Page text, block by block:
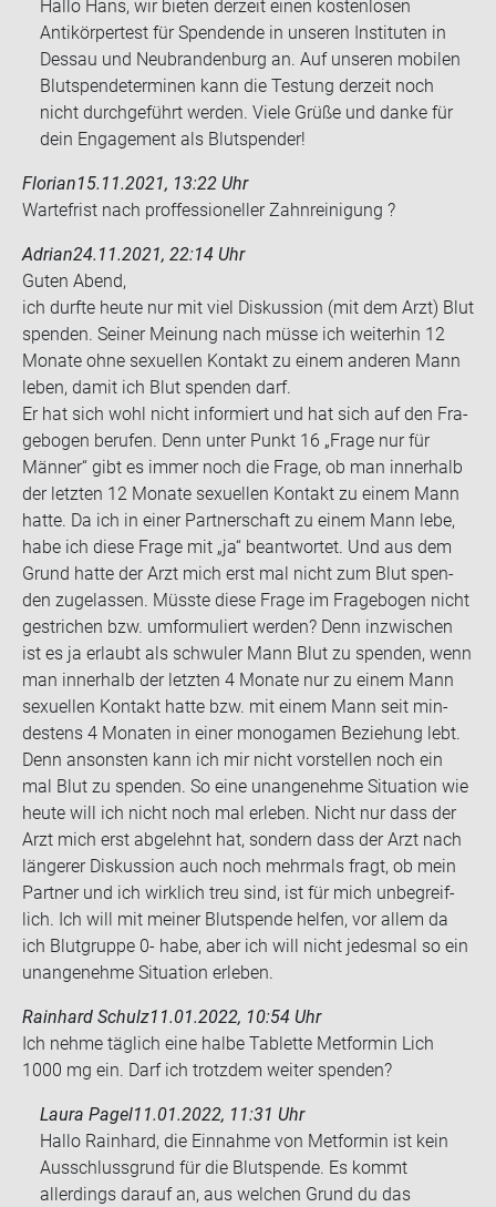
Hallo Hans, wir bieten derzeit einen kostenlosen
Antikörpertest für Spendende in unseren Instituten in
Dessau und Neubrandenburg an. Auf unseren mobilen
Blutspendeterminen kann die Testung derzeit noch
nicht durchgeführt werden. Viele Grüße und danke für
dein Engagement als Blutspender!
Florian15.11.2021, 13:22 Uhr
War­te­frist nach prof­fes­sio­nel­ler Zahn­rei­ni­gung ?
Adrian24.11.2021, 22:14 Uhr
Guten Abend,
ich durf­te heute nur mit viel Dis­kus­si­on (mit dem Arzt) Blut
spen­den. Sei­ner Mei­nung nach müsse ich wei­ter­hin 12
Mo­na­te ohne se­xu­el­len Kon­takt zu einem an­de­ren Mann
leben, damit ich Blut spen­den darf.
Er hat sich wohl nicht in­for­miert und hat sich auf den Fra­
ge­bo­gen be­ru­fen. Denn unter Punkt 16 „Frage nur für
Män­ner“ gibt es immer noch die Frage, ob man in­ner­halb
der letz­ten 12 Mo­na­te se­xu­el­len Kon­takt zu einem Mann
hatte. Da ich in einer Part­ner­schaft zu einem Mann lebe,
habe ich diese Frage mit „ja“ be­ant­wor­tet. Und aus dem
Grund hatte der Arzt mich erst mal nicht zum Blut spen­
den zu­ge­las­sen. Müss­te diese Frage im Fra­ge­bo­gen nicht
ge­stri­chen bzw. um­for­mu­liert wer­den? Denn in­zwi­schen
ist es ja er­laubt als schwu­ler Mann Blut zu spen­den, wenn
man in­ner­halb der letz­ten 4 Mo­na­te nur zu einem Mann
se­xu­el­len Kon­takt hatte bzw. mit einem Mann seit min­
des­tens 4 Mo­na­ten in einer mo­no­ga­men Be­zie­hung lebt.
Denn an­sons­ten kann ich mir nicht vor­stel­len noch ein
mal Blut zu spen­den. So eine un­an­ge­neh­me Si­tua­ti­on wie
heute will ich nicht noch mal er­le­ben. Nicht nur dass der
Arzt mich erst ab­ge­lehnt hat, son­dern dass der Arzt nach
län­ge­rer Dis­kus­si­on auch noch mehr­mals fragt, ob mein
Part­ner und ich wirk­lich treu sind, ist für mich un­be­greif­
lich. Ich will mit mei­ner Blut­spen­de hel­fen, vor allem da
ich Blut­grup­pe 0- habe, aber ich will nicht je­des­mal so ein
un­an­ge­neh­me Si­tua­ti­on er­le­ben.
Rainhard Schulz11.01.2022, 10:54 Uhr
Ich nehme täg­lich eine halbe Ta­blet­te Met­for­min Lich
1000 mg ein. Darf ich trotz­dem wei­ter spen­den?
Laura Pagel11.01.2022, 11:31 Uhr
Hallo Rainhard, die Einnahme von Metformin ist kein
Ausschlussgrund für die Blutspende. Es kommt
allerdings darauf an, aus welchen Grund du das